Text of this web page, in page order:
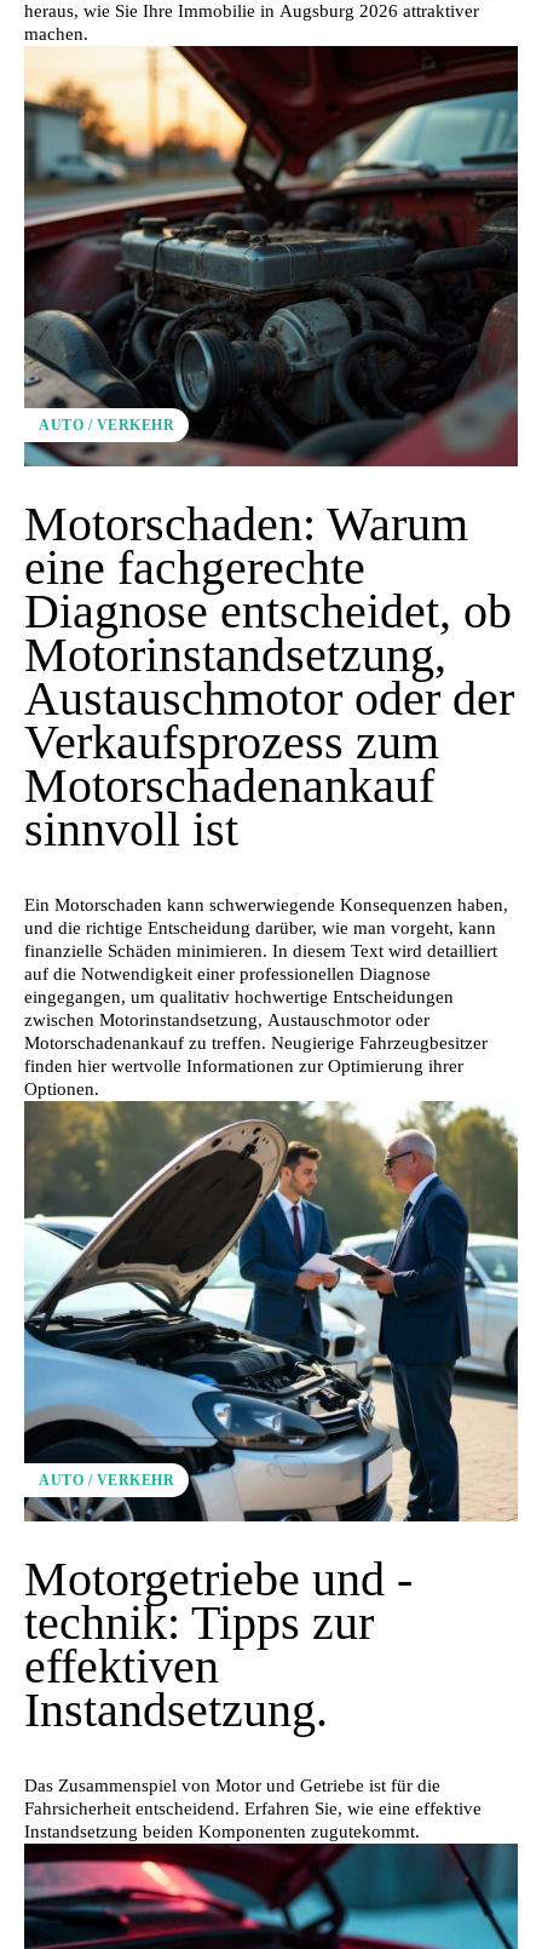
heraus, wie Sie Ihre Immobilie in Augsburg 2026 attraktiver
machen.
AUTO / VERKEHR
Motorschaden: Warum
eine fachgerechte
Diagnose entscheidet, ob
Motorinstandsetzung,
Austauschmotor oder der
Verkaufsprozess zum
Motorschadenankauf
sinnvoll ist
Ein Motorschaden kann schwerwiegende Konsequenzen haben,
und die richtige Entscheidung darüber, wie man vorgeht, kann
finanzielle Schäden minimieren. In diesem Text wird detailliert
auf die Notwendigkeit einer professionellen Diagnose
eingegangen, um qualitativ hochwertige Entscheidungen
zwischen Motorinstandsetzung, Austauschmotor oder
Motorschadenankauf zu treffen. Neugierige Fahrzeugbesitzer
finden hier wertvolle Informationen zur Optimierung ihrer
Optionen.
AUTO / VERKEHR
Motorgetriebe und -
technik: Tipps zur
effektiven
Instandsetzung.
Das Zusammenspiel von Motor und Getriebe ist für die
Fahrsicherheit entscheidend. Erfahren Sie, wie eine effektive
Instandsetzung beiden Komponenten zugutekommt.